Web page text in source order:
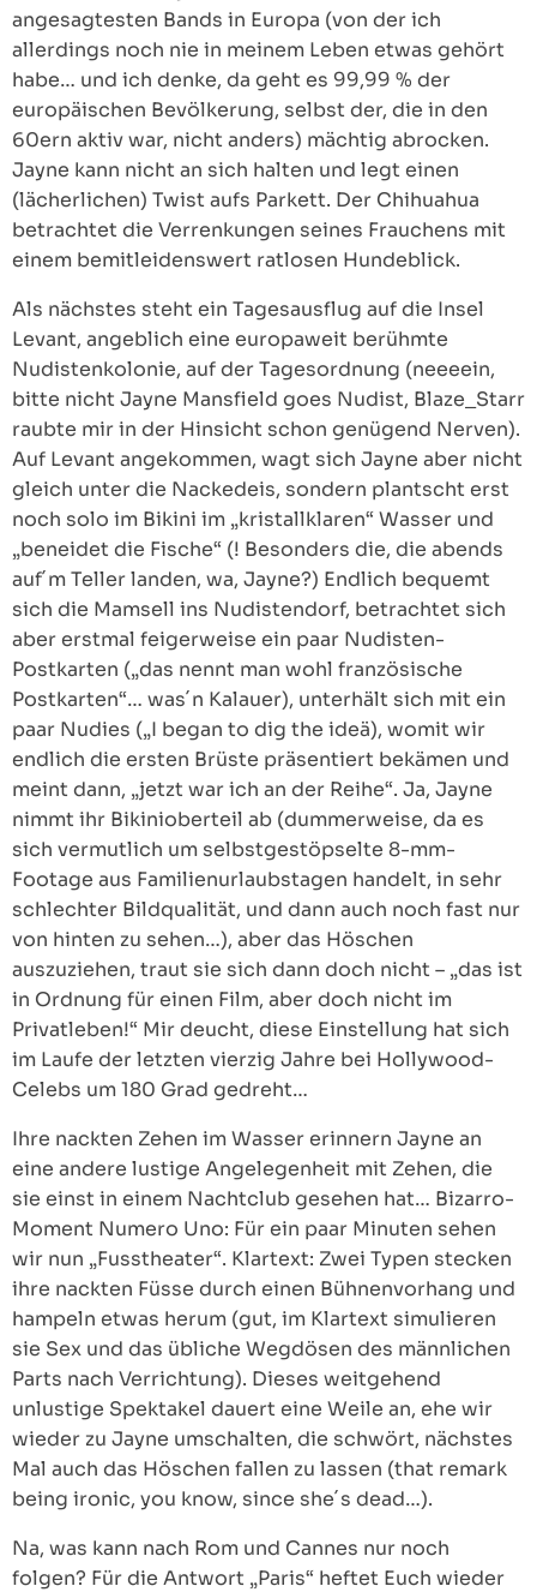
angesagtesten Bands in Europa (von der ich
allerdings noch nie in meinem Leben etwas gehört
habe… und ich denke, da geht es 99,99 % der
europäischen Bevölkerung, selbst der, die in den
60ern aktiv war, nicht anders) mächtig abrocken.
Jayne kann nicht an sich halten und legt einen
(lächerlichen) Twist aufs Parkett. Der Chihuahua
betrachtet die Verrenkungen seines Frauchens mit
einem bemitleidenswert ratlosen Hundeblick.
Als nächstes steht ein Tagesausflug auf die Insel
Levant, angeblich eine europaweit berühmte
Nudistenkolonie, auf der Tagesordnung (neeeein,
bitte nicht Jayne Mansfield goes Nudist, Blaze_Starr
raubte mir in der Hinsicht schon genügend Nerven).
Auf Levant angekommen, wagt sich Jayne aber nicht
gleich unter die Nackedeis, sondern plantscht erst
noch solo im Bikini im „kristallklaren“ Wasser und
„beneidet die Fische“ (! Besonders die, die abends
auf´m Teller landen, wa, Jayne?) Endlich bequemt
sich die Mamsell ins Nudistendorf, betrachtet sich
aber erstmal feigerweise ein paar Nudisten-
Postkarten („das nennt man wohl französische
Postkarten“… was´n Kalauer), unterhält sich mit ein
paar Nudies („I began to dig the ideä), womit wir
endlich die ersten Brüste präsentiert bekämen und
meint dann, „jetzt war ich an der Reihe“. Ja, Jayne
nimmt ihr Bikinioberteil ab (dummerweise, da es
sich vermutlich um selbstgestöpselte 8-mm-
Footage aus Familienurlaubstagen handelt, in sehr
schlechter Bildqualität, und dann auch noch fast nur
von hinten zu sehen…), aber das Höschen
auszuziehen, traut sie sich dann doch nicht – „das ist
in Ordnung für einen Film, aber doch nicht im
Privatleben!“ Mir deucht, diese Einstellung hat sich
im Laufe der letzten vierzig Jahre bei Hollywood-
Celebs um 180 Grad gedreht…
Ihre nackten Zehen im Wasser erinnern Jayne an
eine andere lustige Angelegenheit mit Zehen, die
sie einst in einem Nachtclub gesehen hat… Bizarro-
Moment Numero Uno: Für ein paar Minuten sehen
wir nun „Fusstheater“. Klartext: Zwei Typen stecken
ihre nackten Füsse durch einen Bühnenvorhang und
hampeln etwas herum (gut, im Klartext simulieren
sie Sex und das übliche Wegdösen des männlichen
Parts nach Verrichtung). Dieses weitgehend
unlustige Spektakel dauert eine Weile an, ehe wir
wieder zu Jayne umschalten, die schwört, nächstes
Mal auch das Höschen fallen zu lassen (that remark
being ironic, you know, since she´s dead…).
Na, was kann nach Rom und Cannes nur noch
folgen? Für die Antwort „Paris“ heftet Euch wieder